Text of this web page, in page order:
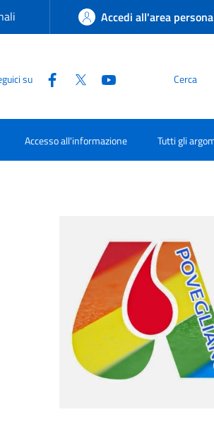
Accedi all'area
su Cerca
Accesso all'informazione Tutti gli